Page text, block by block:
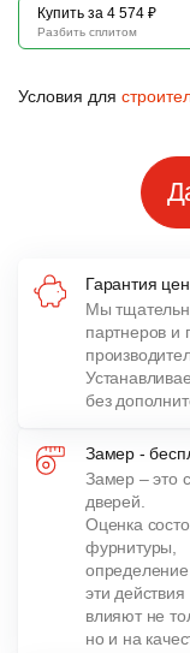
Купить за 4 574 ₽
Разбить сплитом
Условия для
Гарантия
Мы
партнеров и
без
Замер -
Замер – это
дверей.
Оценка
фурнитуры,
эти действия
влияют не
но и на